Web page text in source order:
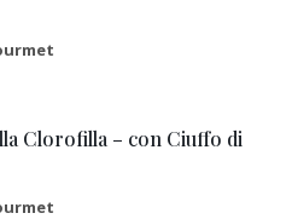
Clorofilla – con Ciuffo di